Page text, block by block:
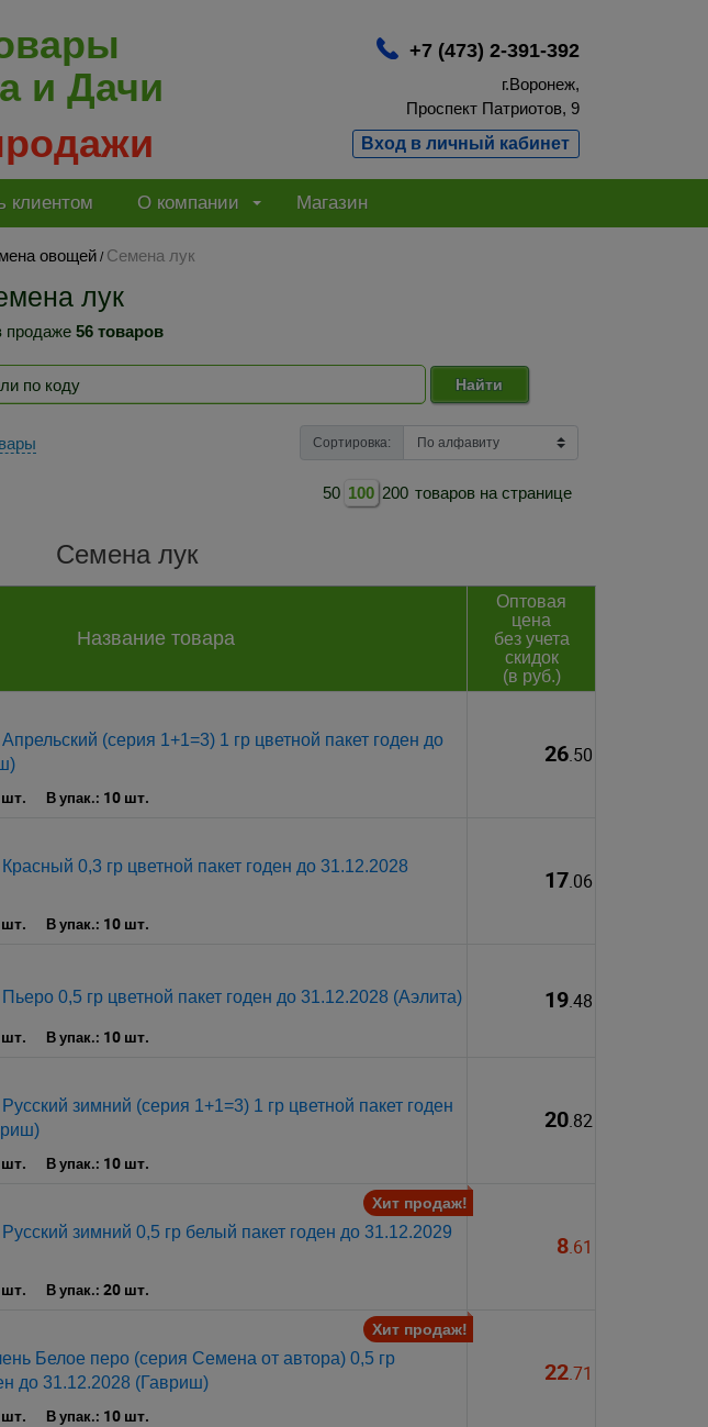
и Дачи
+7 (473) 2-391-392
г.Воронеж,
Проспект Патриотов, 9
Вход в личный кабинет
клиентом О компании Магазин
овощей / Семена лук
лук
продаже56 товаров
Найти
Сортировка:
50 100 200 товаров на странице
Семена лук
Название товара
Оптовая
цена
без учета
скидок
(в руб.)
(серия 1+1=3) 1 гр цветной пакет годен до
В упак.: 10 шт.
26.50
0,3 гр цветной пакет годен до 31.12.2028
В упак.: 10 шт.
17.06
0,5 гр цветной пакет годен до 31.12.2028 (Аэлита)
В упак.: 10 шт.
19.48
зимний (серия 1+1=3) 1 гр цветной пакет годен
В упак.: 10 шт.
20.82
зимний 0,5 гр белый пакет годен до 31.12.2029
В упак.: 20 шт.
Хит продаж!
8.61
Белое перо (серия Семена от автора) 0,5 гр
до 31.12.2028 (Гавриш)
В упак.: 10 шт.
Хит продаж!
22.71